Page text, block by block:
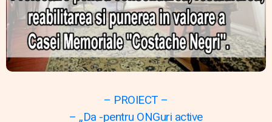
– PROIECT –
– „Da -pentru ONGuri active